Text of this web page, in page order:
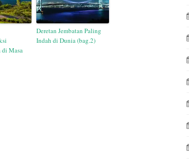
di Masa
Deretan Jembatan Paling
Indah di Dunia (bag.2)